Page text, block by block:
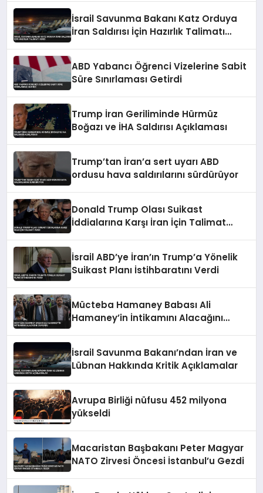
İsrail Savunma Bakanı Katz Orduya
İran Saldırısı İçin Hazırlık Talimatı
ABD Yabancı Öğrenci Vizelerine Sabit
Süre Sınırlaması Getirdi
Trump İran Geriliminde Hürmüz
Boğazı ve İHA Saldırısı Açıklaması
Trump’tan İran’a sert uyarı ABD
ordusu hava saldırılarını sürdürüyor
Donald Trump Olası Suikast
İddialarına Karşı İran İçin Talimat
İsrail ABD’ye İran’ın Trump’a Yönelik
Suikast Planı İstihbaratını Verdi
Mücteba Hamaney Babası Ali
Hamaney’in İntikamını Alacağını
İsrail Savunma Bakanı’ndan İran ve
Lübnan Hakkında Kritik Açıklamalar
Avrupa Birliği nüfusu 452 milyona
yükseldi
Macaristan Başbakanı Peter Magyar
NATO Zirvesi Öncesi İstanbul’u Gezdi